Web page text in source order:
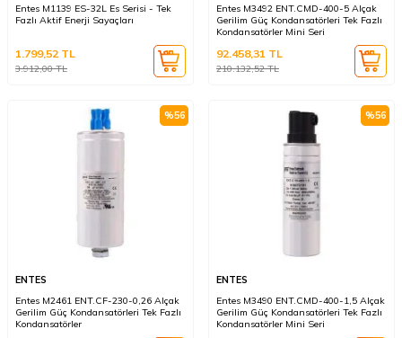
Entes M1139 ES-32L Es Serisi - Tek
Fazlı Aktif Enerji Sayaçları
3.912,00TL
1.799,52 TL
Entes M3492 ENT.CMD-400-5 Alçak
Gerilim Güç Kondansatörleri Tek Fazlı
Kondansatörler Mini Seri
210.132,52TL
92.458,31 TL
%56
ENTES
Entes M2461 ENT.CF-230-0,26 Alçak
Gerilim Güç Kondansatörleri Tek Fazlı
Kondansatörler
%56
ENTES
Entes M3490 ENT.CMD-400-1,5 Alçak
Gerilim Güç Kondansatörleri Tek Fazlı
Kondansatörler Mini Seri